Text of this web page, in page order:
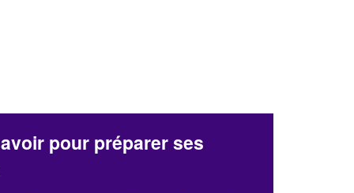
pour préparer ses